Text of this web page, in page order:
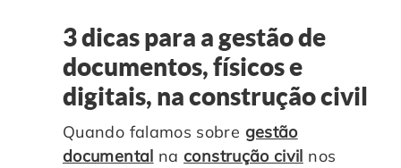
3 dicas para a gestão de
documentos, físicos e
digitais, na construção civil
Quando falamos sobre gestão
documental na construção civil nos